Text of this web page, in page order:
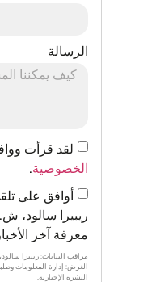
الرسالة
لقد قرأت
الخصوصية.
أوافق على
ريبيرا
معرفة آخر
مراقب البيانات: ريبيرا
الغرض: إدارة المعلومات
النشرة الإخبارية.